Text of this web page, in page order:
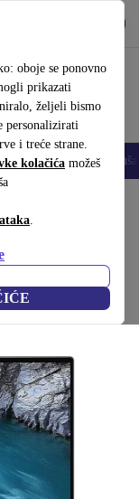
oboje se ponovno
prikazati
željeli bismo
personalizirati
i treće strane.
kolačića možeš
.
satovi Dodaci
13.3"
| Win 11 Home |